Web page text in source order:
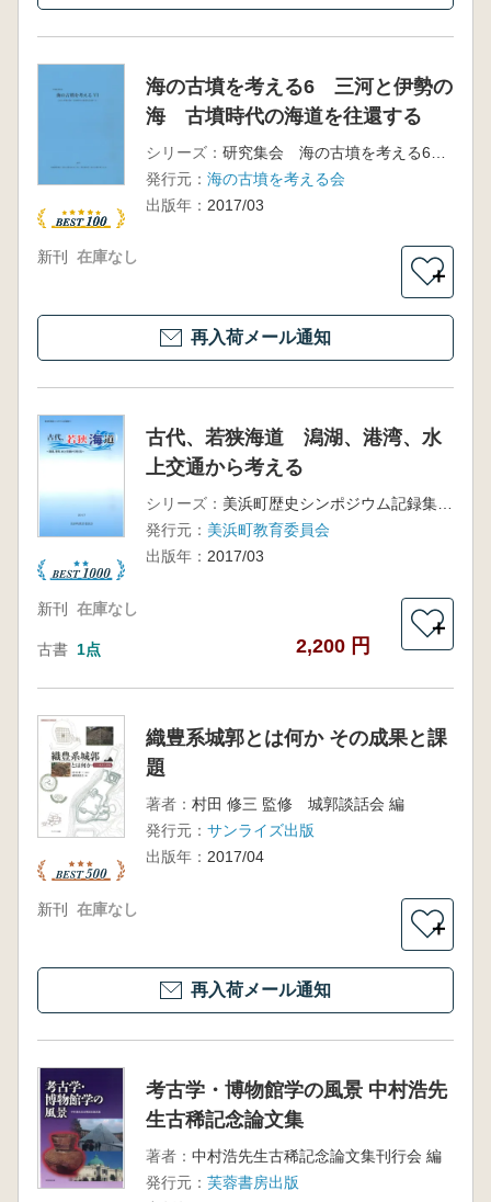
海の古墳を考える6 三河と伊勢の
海 古墳時代の海道を往還する
シリーズ：
発行元： 海の古墳を考える会
出版年： 2017/03
新刊 在庫なし
＋
再入荷メール通知
古代、若狭海道 潟湖、港湾、水
上交通から考える
シリーズ：
美浜町歴史シンポジウム記録集11
発行元： 美浜町教育委員会
出版年： 2017/03
新刊 在庫なし
古書 1点 2,200 円
＋
織豊系城郭とは何か その成果と課
題
著者： 村田 修三 監修 城郭談話会 編
発行元： サンライズ出版
出版年： 2017/04
新刊 在庫なし
＋
再入荷メール通知
考古学・博物館学の風景 中村浩先
生古稀記念論文集
著者： 中村浩先生古稀記念論文集刊行会 編
発行元： 芙蓉書房出版